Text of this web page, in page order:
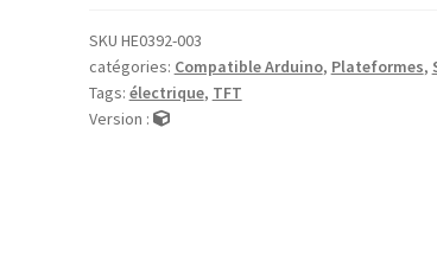
z
v
o
t
SKU HE0392-003
catégories: Compatible Arduino, Plateformes,
Tags: électrique, TFT
Version :